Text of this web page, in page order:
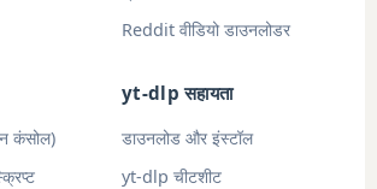
Reddit वीडियो डाउनलोडर
कंसोल)
yt-dlp सहायता
डाउनलोड और इंस्टॉल
yt-dlp चीटशीट